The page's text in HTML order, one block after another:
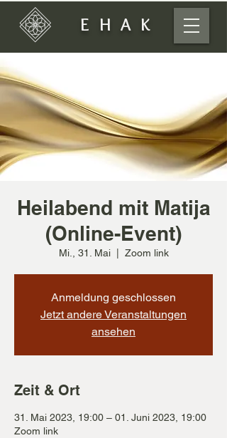
EHAK
Heilabend mit Matija
(Online-Event)
Mi., 31. Mai
  |
Zoom link
Anmeldung geschlossen
Jetzt andere Veranstaltungen
ansehen
Zeit & Ort
31. Mai 2023, 19:00 – 01. Juni 2023, 19:00
Zoom link